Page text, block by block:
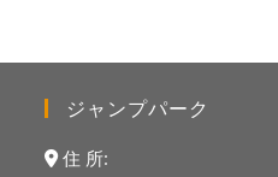
ジャンプパーク
住 所: